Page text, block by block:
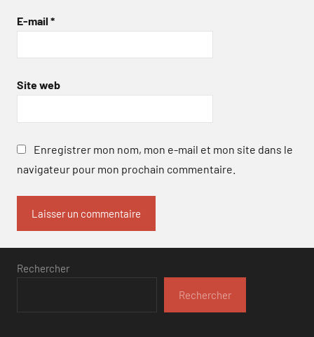
E-mail *
Site web
Enregistrer mon nom, mon e-mail et mon site dans le
navigateur pour mon prochain commentaire.
Rechercher
Rechercher